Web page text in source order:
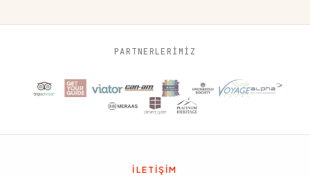
PARTNERLERİMİZ
İLETIŞIM